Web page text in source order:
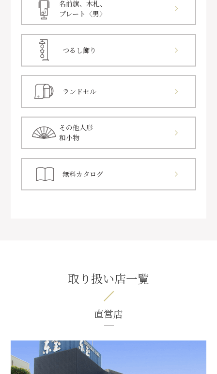
名前旗、木札、
プレート〈男〉
つるし飾り
ランドセル
その他人形
和小物
無料カタログ
取り扱い店一覧
直営店